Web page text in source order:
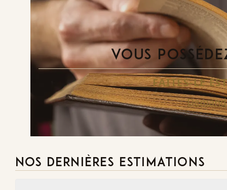
VOUS
FAITES-LE
NOS DERNIÈRES ESTIMATIONS